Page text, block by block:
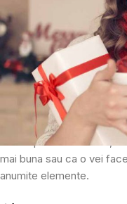
Cadoul perfect pentru
de a face o achizitie,
nenumarate ori, barbatii
doar pentru a ajunge
certuri posibile. Asadar,
mai buna sau ca o vei
anumite elemente.